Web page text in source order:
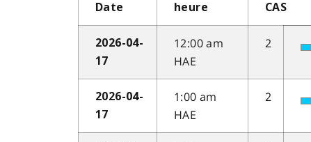
Date heure CAS
2026-04-
17
12:00 am
HAE
2
2026-04-
17
1:00 am
HAE
2